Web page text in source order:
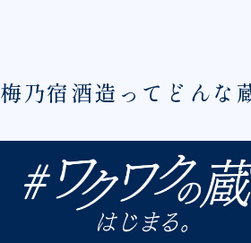
梅乃宿酒造ってどんな